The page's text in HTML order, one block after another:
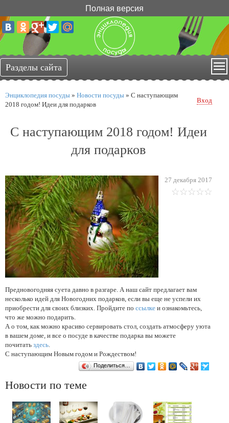
Полная версия
Энциклопедия посуды » Новости посуды » С наступающим
2018 годом! Идеи для подарков
Вход
С наступающим 2018 годом! Идеи
для подарков
27 декабря 2017
Предновогодняя суета давно в разгаре. А наш сайт предлагает вам
несколько идей для Новогодних подарков, если вы еще не успели их
приобрести для своих близких. Пройдите по ссылке и ознакомьтесь,
что же можно подарить.
А о том, как можно красиво сервировать стол, создать атмосферу уюта
в вашем доме, и все о посуде в качестве подарка вы можете
почитать здесь
С наступающим Новым годом и Рождеством!
Поделиться…
Новости по теме